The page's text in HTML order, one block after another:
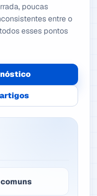
poucas
entre o
esses pontos